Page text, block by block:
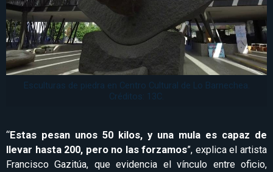
Esculturas de piedra en Centro Cultural de Lo Barnechea.
Créditos: 13C.
“Estas pesan unos 50 kilos, y una mula es capaz de
llevar hasta 200, pero no las forzamos”, explica el artista
Francisco Gazitúa, que evidencia el vínculo entre oficio,